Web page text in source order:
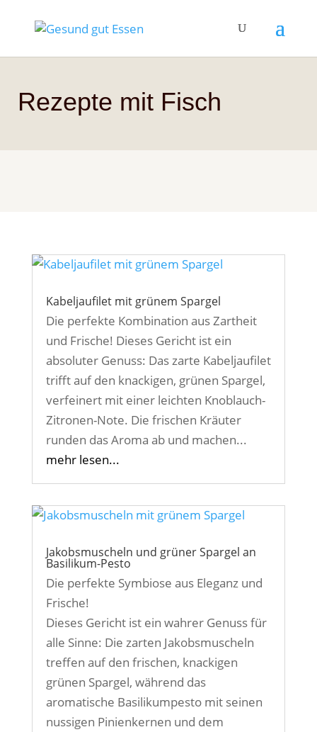
Rezepte mit Fisch
Kabeljaufilet mit grünem Spargel
Die perfekte Kombination aus Zartheit
und Frische! Dieses Gericht ist ein
absoluter Genuss: Das zarte Kabeljaufilet
trifft auf den knackigen, grünen Spargel,
verfeinert mit einer leichten Knoblauch-
Zitronen-Note. Die frischen Kräuter
runden das Aroma ab und machen...
mehr lesen...
Jakobsmuscheln und grüner Spargel an
Basilikum-Pesto
Die perfekte Symbiose aus Eleganz und
Frische!
Dieses Gericht ist ein wahrer Genuss für
alle Sinne: Die zarten Jakobsmuscheln
treffen auf den frischen, knackigen
grünen Spargel, während das
aromatische Basilikumpesto mit seinen
nussigen Pinienkernen und dem